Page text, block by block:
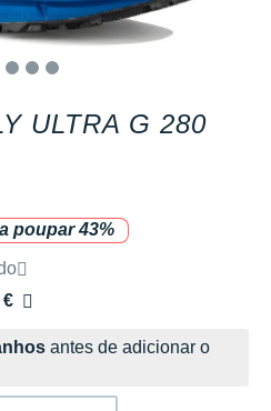
ULTRA G 280
poupar 43%
pela marca
€
antes de adicionar o